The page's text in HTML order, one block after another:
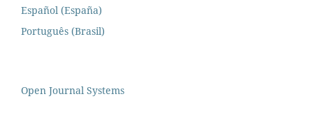
Español (España)
Português (Brasil)
Open Journal Systems